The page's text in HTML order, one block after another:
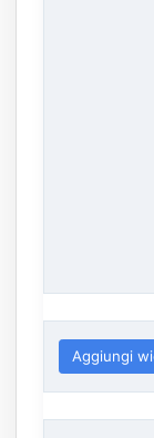
Aggiungi